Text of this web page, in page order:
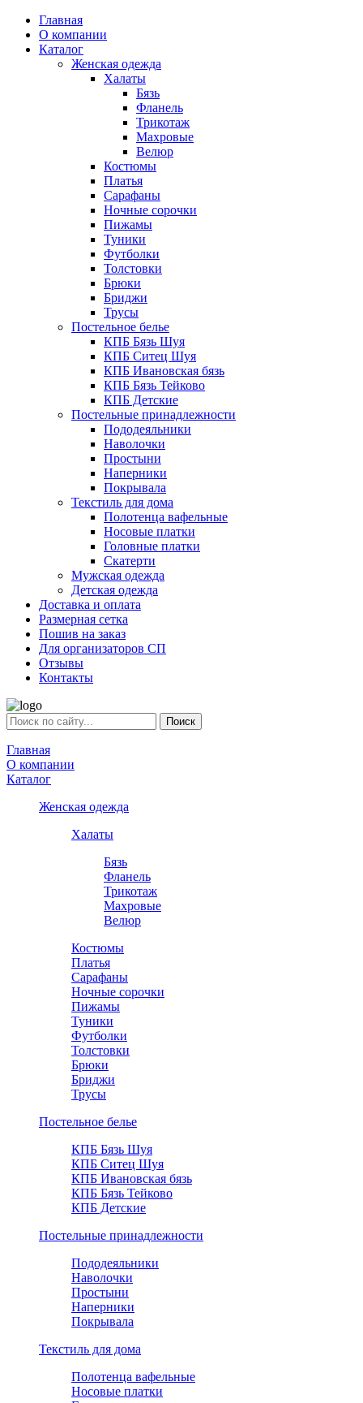
Главная
О компании
Каталог
Женская одежда
Халаты
Бязь
Фланель
Трикотаж
Махровые
Велюр
Костюмы
Платья
Сарафаны
Ночные сорочки
Пижамы
Туники
Футболки
Толстовки
Брюки
Бриджи
Трусы
Постельное белье
КПБ Бязь Шуя
КПБ Ситец Шуя
КПБ Ивановская бязь
КПБ Бязь Тейково
КПБ Детские
Постельные принадлежности
Пододеяльники
Наволочки
Простыни
Наперники
Покрывала
Текстиль для дома
Полотенца вафельные
Носовые платки
Головные платки
Скатерти
Мужская одежда
Детская одежда
Доставка и оплата
Размерная сетка
Пошив на заказ
Для организаторов СП
Отзывы
Контакты
Главная
О компании
Каталог
Женская одежда
Халаты
Бязь
Фланель
Трикотаж
Махровые
Велюр
Костюмы
Платья
Сарафаны
Ночные сорочки
Пижамы
Туники
Футболки
Толстовки
Брюки
Бриджи
Трусы
Постельное белье
КПБ Бязь Шуя
КПБ Ситец Шуя
КПБ Ивановская бязь
КПБ Бязь Тейково
КПБ Детские
Постельные принадлежности
Пододеяльники
Наволочки
Простыни
Наперники
Покрывала
Текстиль для дома
Полотенца вафельные
Носовые платки